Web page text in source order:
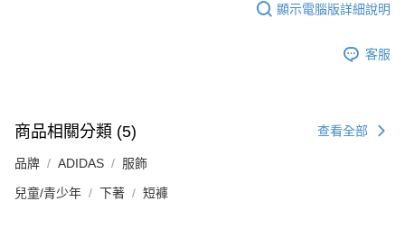
顯示電腦版詳細說明
客服
商品相關分類 (5) 查看全部
品牌 ADIDAS 服飾
兒童/青少年 下著 短褲